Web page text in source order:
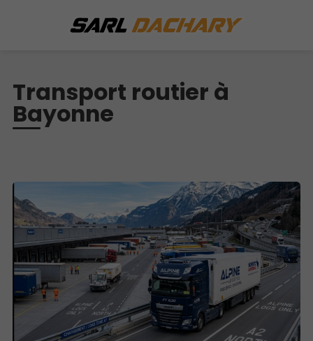
Transport routier à
Bayonne